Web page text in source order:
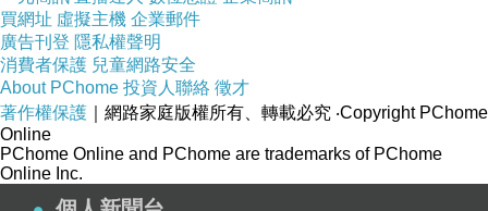
買網址 虛擬主機 企業郵件
廣告刊登 隱私權聲明
消費者保護 兒童網路安全
About PChome 投資人聯絡 徵才
著作權保護 ｜網路家庭版權所有、轉載必究 ‧Copyright PChome
Online
PChome Online and PChome are trademarks of PChome
Online Inc.